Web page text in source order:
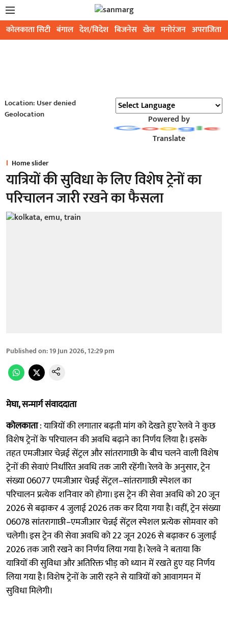
कोलकाता सिटी बंगाल देश/विदेश बिजनेस खेल मनोरंजन अपराजिता
Location: User denied
Geolocation
Powered by
Translate
Home slider
यात्रियों की सुविधा के लिए विशेष ट्रेनों का
परिचालन जारी रखने का फैसला
Published on:19 Jun 2026, 12:29 pm
मेघा, सन्मार्ग संवाददाता
कोलकाता: यात्रियों की लगातार बढ़ती मांग को देखते हुए रेलवे ने कुछ
विशेष ट्रेनों के परिचालन की अवधि बढ़ाने का निर्णय लिया है। इसके
तहत एमजीआर चेन्नई सेंट्रल और सांतरागाछी के बीच चलने वाली विशेष
ट्रेनों की सेवाएं निर्धारित अवधि तक जारी रहेंगी। रेलवे के अनुसार, ट्रेन
संख्या 06077 एमजीआर चेन्नई सेंट्रल–सांतरागाछी स्पेशल का
परिचालन प्रत्येक शनिवार को होगा। इस ट्रेन की सेवा अवधि को 20 जून
2026 से बढ़ाकर 4 जुलाई 2026 तक कर दिया गया है। वहीं, ट्रेन संख्या
06078 सांतरागाछी–एमजीआर चेन्नई सेंट्रल स्पेशल प्रत्येक सोमवार को
चलेगी। इस ट्रेन की सेवा अवधि को 22 जून 2026 से बढ़ाकर 6 जुलाई
2026 तक जारी रखने का निर्णय लिया गया है। रेलवे ने बताया कि
यात्रियों की सुविधा और अतिरिक्त भीड़ को ध्यान में रखते हुए यह निर्णय
लिया गया है। विशेष ट्रेनों के जारी रहने से यात्रियों को आवागमन में
सुविधा मिलेगी।